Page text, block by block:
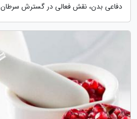
دفاعی بدن، نقش فعالی در گسترش سرطان